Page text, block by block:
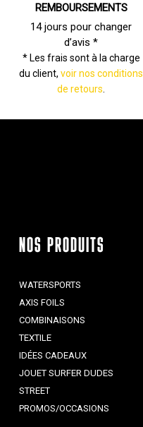
REMBOURSEMENTS
14 jours pour changer
d’avis *
* Les frais sont à la charge
du client,voir nos conditions
de retours
NOS PRODUITS
WATERSPORTS
AXIS FOILS
COMBINAISONS
TEXTILE
IDÉES CADEAUX
JOUET SURFER DUDES
STREET
PROMOS/OCCASIONS